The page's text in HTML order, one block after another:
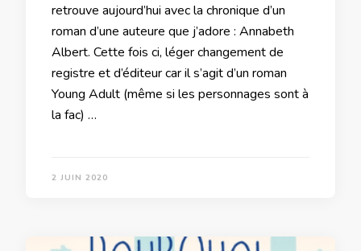
retrouve aujourd’hui avec la chronique d’un
roman d’une auteure que j’adore : Annabeth
Albert. Cette fois ci, léger changement de
registre et d’éditeur car il s’agit d’un roman
Young Adult (même si les personnages sont à
la fac) …
2 JUIN 2020